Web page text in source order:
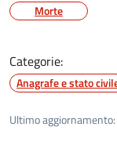
Morte
Categorie:
Anagrafe e stato
Ultimo aggiornamento: